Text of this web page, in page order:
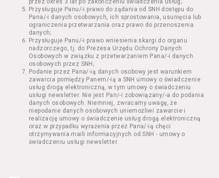
poszczególne części danego Wydarzenia lub
na całe Wydarzenie, przewidziany dla danego
Wydarzenia przez Usługodawcę;
Regulamin – niniejszy regulamin.
§ 2 Postanowienia ogólne
Regulamin określa zasady:
świadczenia Usługobiorcom Usług przez
Usługodawcę, z zastrzeżeniem usług, o
których mowa w ust. 2 pkt 4 i 5 poniżej,
których zasady świadczenia w zakresie
nieuregulowanym w Regulaminie precyzują
odrębne regulaminy,
przetwarzania przez Usługodawcę danych
Przysługuje Panu/-i prawo do żądania od SNH dostępu do
Pana/-i danych osobowych, ich sprostowania, usunięcia lub
ograniczenia przetwarzania oraz prawo do przenoszenia
danych;
Przysługuje Panu/-i prawo wniesienia skargi do organu
nadzorczego, tj. do Prezesa Urzędu Ochrony Danych
Osobowych w związku z przetwarzaniem Pana/-i danych
osobowych przez SNH;
Podanie przez Pana/-ią danych osobowy jest warunkiem
zawarcia pomiędzy Panem/-ią a SNH umowy o świadczenie
usług drogą elektroniczną, w tym umowy o świadczeniu
usługi newsletter. Nie jest Pan/-i zobowiązany/-a do podania
danych osobowych. Niemniej, zwracamy uwagę, że
niepodanie danych osobowych uniemożliwi zawarcie i
realizację umowy o świadczenie usług drogą elektroniczną
oraz w przypadku wyrażenia przez Pana/-ią chęci
otrzymywania maili informacyjnych od SNH - umowy o
świadczeniu usługi newsletter.